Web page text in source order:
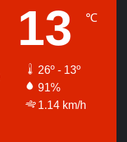
13 ℃
26º - 13º
91%
1.14 km/h